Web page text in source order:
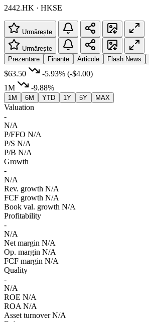
2442.HK · HKSE
Urmărește
Urmărește
Prezentare
Finanțe Articole Flash News
$63.50 -5.93% (-$4.00)
1M
-9.88%
1M 6M YTD 1Y 5Y MAX
Valuation
-
N/A
P/FFO N/A
P/S N/A
P/B N/A
Growth
-
N/A
Rev. growth N/A
FCF growth N/A
Book val. growth N/A
Profitability
-
N/A
Net margin N/A
Op. margin N/A
FCF margin N/A
Quality
-
N/A
ROE N/A
ROA N/A
Asset turnover N/A